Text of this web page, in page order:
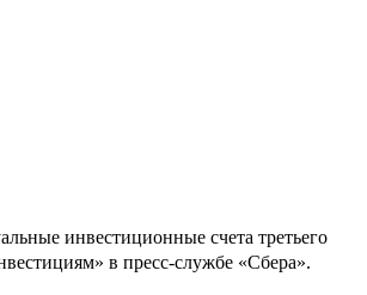
инвестиционные счета третьего
в пресс-службе «Сбера».